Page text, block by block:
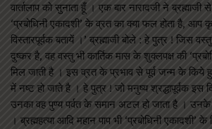
वार्तालाप को सुनाता हूँ । एक बार नारादजी ने ब्रह्माजी
‘प्रबोधिनी एकादशी’ के व्रत का क्या फल होता है,
विस्तारपूर्वक बतायें ।’ ब्रह्माजी बोले : हे पुत्र ! जिस
दुष्कर है, वह वस्तु भी कार्तिक मास के शुक्लपक्ष की
मिल जाती है । इस व्रत के प्रभाव से पूर्व जन्म के किये
में नष्ट हो जाते है । हे पुत्र ! जो मनुष्य श्रद्धापूर्वक इस
उनका वह पुण्य पर्वत के समान अटल हो जाता है । उनके
। ब्रह्महत्या आदि महान पाप भी ‘प्रबोधिनी एकादशी’